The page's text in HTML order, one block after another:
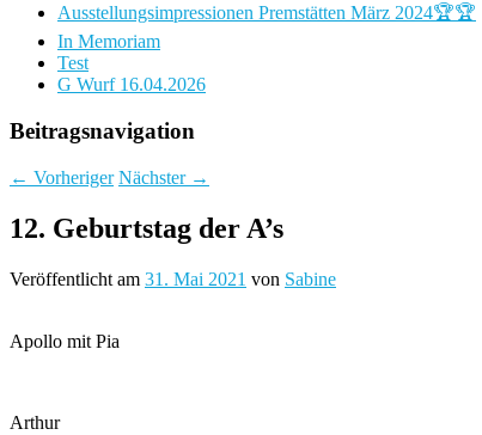
Ausstellungsimpressionen Premstätten März 2024🏆🏆
In Memoriam
Test
G Wurf 16.04.2026
Beitragsnavigation
← Vorheriger Nächster →
12. Geburtstag der A’s
Veröffentlicht am 31. Mai 2021 von Sabine
Apollo mit Pia
Arthur